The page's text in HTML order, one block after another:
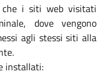
i siti web visitati
dove vengono
agli stessi siti alla
installati: